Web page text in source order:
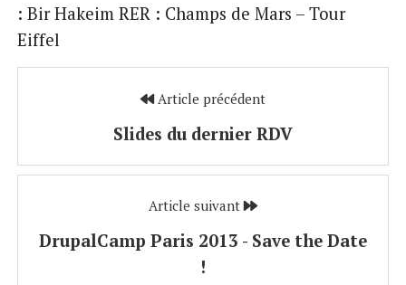
: Bir Hakeim RER : Champs de Mars – Tour
Eiffel
Article précédent
Slides du dernier RDV
Article suivant
DrupalCamp Paris 2013 - Save the Date
!